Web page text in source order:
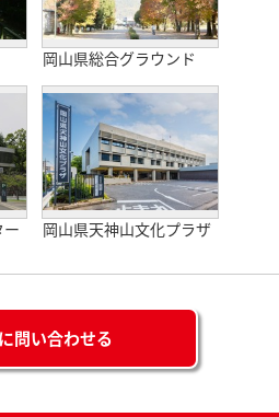
岡山県総合グラウンド
ー 岡山県天神山文化プラザ
問い合わせる